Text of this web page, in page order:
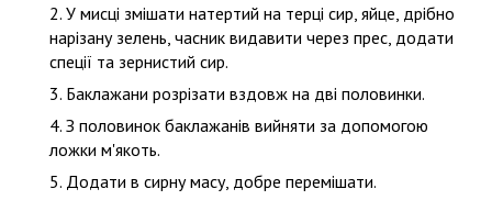
У мисці змішати натертий на терці сир, яйце, дрібно
нарізану зелень, часник видавити через прес, додати
спеції та зернистий сир.
Баклажани розрізати вздовж на дві половинки.
З половинок баклажанів вийняти за допомогою
ложки м'якоть.
Додати в сирну масу, добре перемішати.